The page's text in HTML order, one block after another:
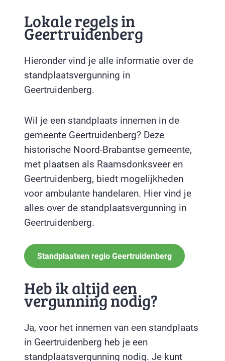
Lokale regels in
Geertruidenberg
Hieronder vind je alle informatie over de
standplaatsvergunning in
Geertruidenberg.
Wil je een standplaats innemen in de
gemeente Geertruidenberg? Deze
historische Noord-Brabantse gemeente,
met plaatsen als Raamsdonksveer en
Geertruidenberg, biedt mogelijkheden
voor ambulante handelaren. Hier vind je
alles over de standplaatsvergunning in
Geertruidenberg.
Standplaatsen regio Geertruidenberg
Heb ik altijd een
vergunning nodig?
Ja, voor het innemen van een standplaats
in Geertruidenberg heb je een
standplaatsvergunning nodig. Je kunt